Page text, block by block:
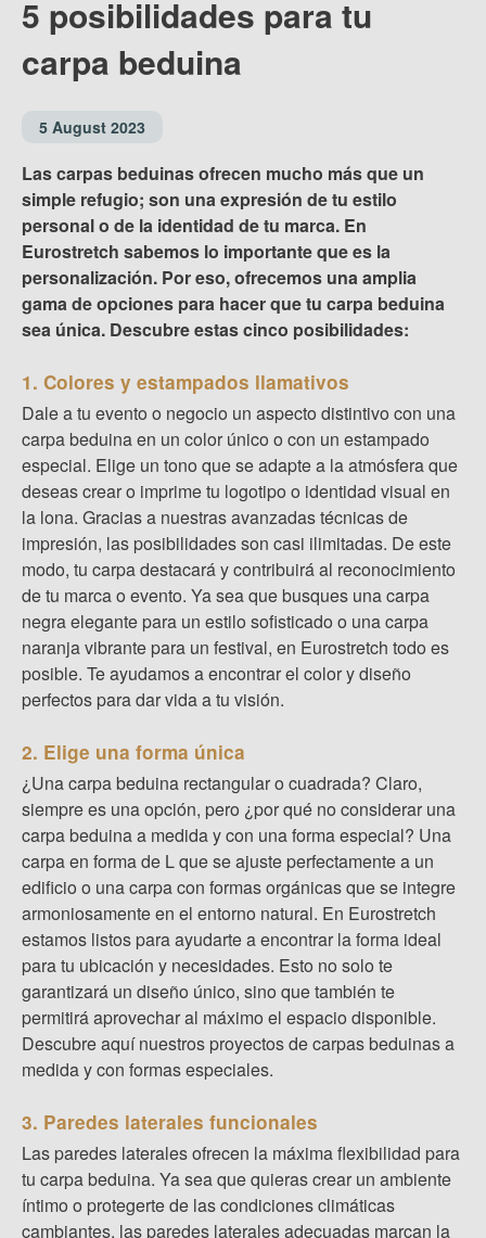
5 posibilidades para tu
carpa beduina
5 August 2023
Las carpas beduinas ofrecen mucho más que un
simple refugio; son una expresión de tu estilo
personal o de la identidad de tu marca. En
Eurostretch sabemos lo importante que es la
personalización. Por eso, ofrecemos una amplia
gama de opciones para hacer que tu carpa beduina
sea única. Descubre estas cinco posibilidades:
1. Colores y estampados llamativos
Dale a tu evento o negocio un aspecto distintivo con una
carpa beduina en un color único o con un estampado
especial. Elige un tono que se adapte a la atmósfera que
deseas crear o imprime tu logotipo o identidad visual en
la lona. Gracias a nuestras avanzadas técnicas de
impresión, las posibilidades son casi ilimitadas. De este
modo, tu carpa destacará y contribuirá al reconocimiento
de tu marca o evento. Ya sea que busques una carpa
negra elegante para un estilo sofisticado o una carpa
naranja vibrante para un festival, en Eurostretch todo es
posible. Te ayudamos a encontrar el color y diseño
perfectos para dar vida a tu visión.
2. Elige una forma única
¿Una carpa beduina rectangular o cuadrada? Claro,
siempre es una opción, pero ¿por qué no considerar una
carpa beduina a medida y con una forma especial? Una
carpa en forma de L que se ajuste perfectamente a un
edificio o una carpa con formas orgánicas que se integre
armoniosamente en el entorno natural. En Eurostretch
estamos listos para ayudarte a encontrar la forma ideal
para tu ubicación y necesidades. Esto no solo te
garantizará un diseño único, sino que también te
permitirá aprovechar al máximo el espacio disponible.
Descubre aquí nuestros proyectos de carpas beduinas a
medida y con formas especiales.
3. Paredes laterales funcionales
Las paredes laterales ofrecen la máxima flexibilidad para
tu carpa beduina. Ya sea que quieras crear un ambiente
íntimo o protegerte de las condiciones climáticas
cambiantes, las paredes laterales adecuadas marcan la